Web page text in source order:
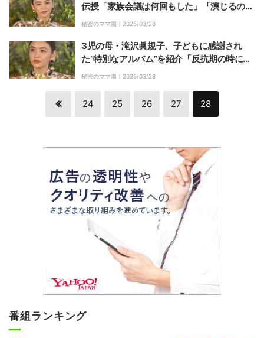
伝授「家族会議は何回もした」「演じるの
よ」
秘密のママ園｜ 2025/03/28
3児の母・滝沢眞規子、子どもに感謝され
た“特別なアルバム”を紹介「反抗期の時に見
て…」
秘密のママ園｜ 2025/03/28
24 25 26 27 28
番組ランキング